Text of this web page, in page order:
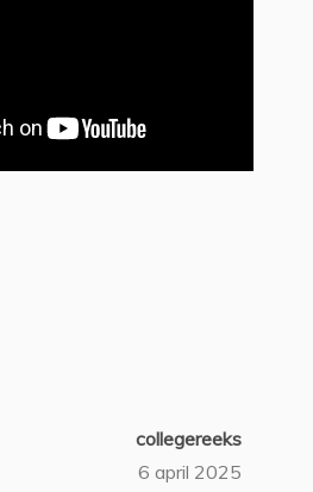
collegereeks
6 april 2025